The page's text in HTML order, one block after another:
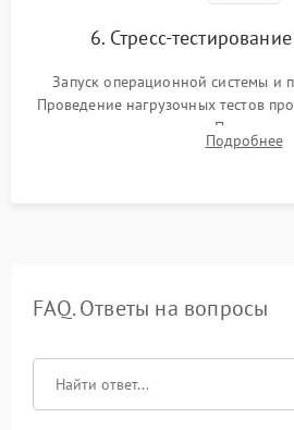
6. Стресс-
Запуск операционной системы и
Проведение нагрузочных тестов
для контроля температур. Проверка
USB-портов, аудиовыходов и
Подробнее
FAQ. Ответы на вопросы